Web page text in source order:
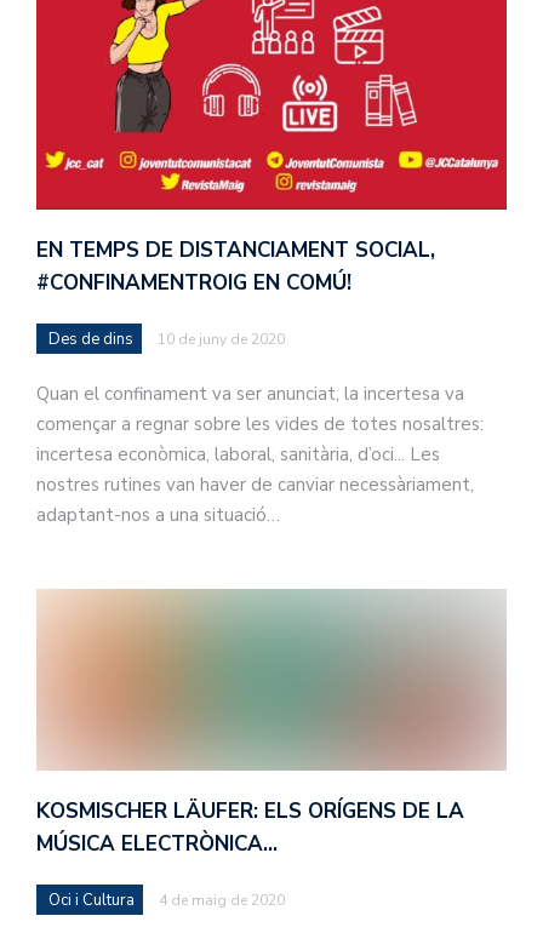
EN TEMPS DE DISTANCIAMENT SOCIAL,
#CONFINAMENTROIG EN COMÚ!
Des de dins 10 de juny de 2020
Quan el confinament va ser anunciat, la incertesa va
començar a regnar sobre les vides de totes nosaltres:
incertesa econòmica, laboral, sanitària, d’oci... Les
nostres rutines van haver de canviar necessàriament,
adaptant-nos a una situació…
KOSMISCHER LÄUFER: ELS ORÍGENS DE LA
MÚSICA ELECTRÒNICA…
Oci i Cultura 4 de maig de 2020